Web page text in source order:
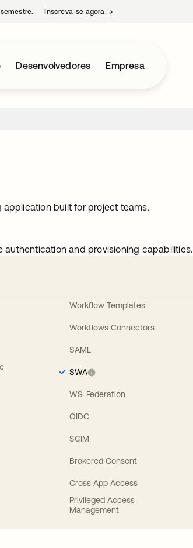
Inscreva-se agora. →
Desenvolvedores Empresa
built for project teams.
authentication and provisioning capabilities.
Workflow Templates
Workflows Connectors
SAML
SWA
WS-Federation
OIDC
SCIM
Brokered Consent
Cross App Access
Privileged Access
Management